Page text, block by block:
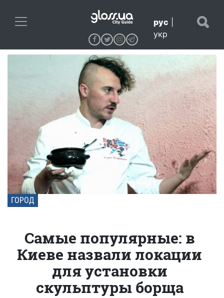
рус
укр
ГОРОД
Самые популярные: в
Киеве назвали локации
для установки
скульптуры борща